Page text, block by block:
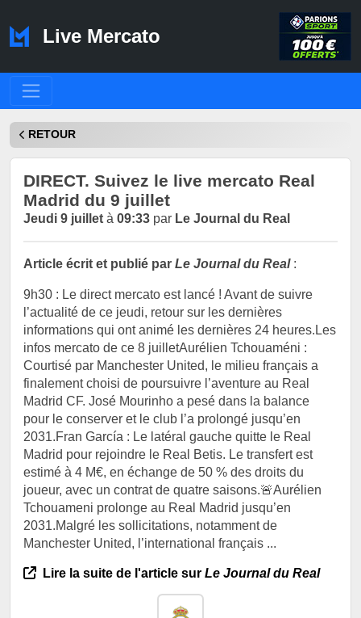
Live Mercato
RETOUR
DIRECT. Suivez le live mercato Real
Madrid du 9 juillet
Jeudi 9 juillet à 09:33 par Le Journal du Real
Article écrit et publié par Le Journal du Real:
9h30 : Le direct mercato est lancé ! Avant de suivre
l’actualité de ce jeudi, retour sur les dernières
informations qui ont animé les dernières 24 heures.Les
infos mercato de ce 8 juilletAurélien Tchouaméni :
Courtisé par Manchester United, le milieu français a
finalement choisi de poursuivre l’aventure au Real
Madrid CF. José Mourinho a pesé dans la balance
pour le conserver et le club l’a prolongé jusqu’en
2031.Fran García : Le latéral gauche quitte le Real
Madrid pour rejoindre le Real Betis. Le transfert est
estimé à 4 M€, en échange de 50 % des droits du
joueur, avec un contrat de quatre saisons.🚨Aurélien
Tchouameni prolonge au Real Madrid jusqu’en
2031.Malgré les sollicitations, notamment de
Manchester United, l’international français ...
Lire la suite de l'article sur Le Journal du Real